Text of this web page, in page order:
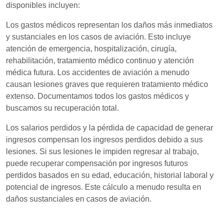
disponibles incluyen:
Los gastos médicos representan los daños más inmediatos
y sustanciales en los casos de aviación. Esto incluye
atención de emergencia, hospitalización, cirugía,
rehabilitación, tratamiento médico continuo y atención
médica futura. Los accidentes de aviación a menudo
causan lesiones graves que requieren tratamiento médico
extenso. Documentamos todos los gastos médicos y
buscamos su recuperación total.
Los salarios perdidos y la pérdida de capacidad de generar
ingresos compensan los ingresos perdidos debido a sus
lesiones. Si sus lesiones le impiden regresar al trabajo,
puede recuperar compensación por ingresos futuros
perdidos basados en su edad, educación, historial laboral y
potencial de ingresos. Este cálculo a menudo resulta en
daños sustanciales en casos de aviación.